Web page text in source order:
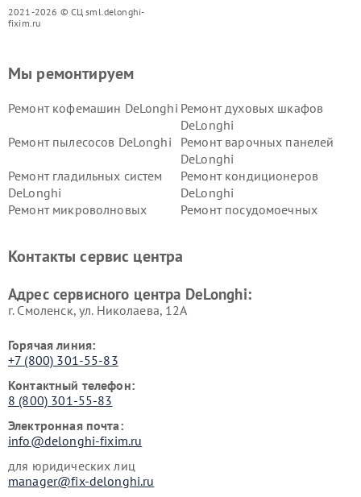
2021-2026 © СЦ sml.delonghi-
fixim.ru
Мы ремонтируем
Ремонт кофемашин DeLonghi Ремонт духовых шкафов
DeLonghi
Ремонт пылесосов DeLonghi
Ремонт варочных панелей
DeLonghi
Ремонт гладильных систем
DeLonghi
Ремонт кондиционеров
DeLonghi
Ремонт микроволновых
Ремонт посудомоечных
DeLonghi
DeLonghi
Контакты сервис центра
Адрес сервисного центра DeLonghi:
г. Смоленск, ул. Николаева, 12А
Горячая линия:
+7 (800) 301-55-83
Контактный телефон:
8 (800) 301-55-83
Электронная почта:
info@delonghi-fixim.ru
для юридических лиц
manager@fix-delonghi.ru